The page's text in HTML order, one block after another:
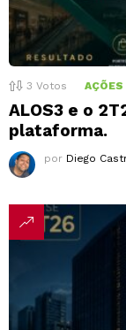
3 Votos AÇÕES
ALOS3 e o
plataforma.
por Diego